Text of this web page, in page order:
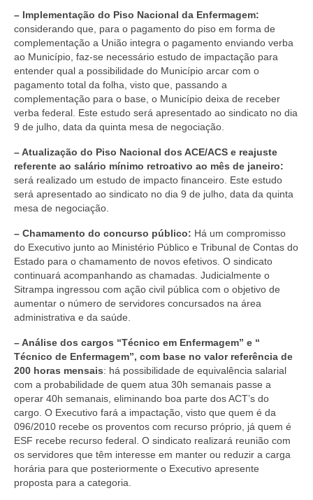
– Implementação do Piso Nacional da Enfermagem:
considerando que, para o pagamento do piso em forma de
complementação a União integra o pagamento enviando verba
ao Município, faz-se necessário estudo de impactação para
entender qual a possibilidade do Município arcar com o
pagamento total da folha, visto que, passando a
complementação para o base, o Município deixa de receber
verba federal. Este estudo será apresentado ao sindicato no dia
9 de julho, data da quinta mesa de negociação.
– Atualização do Piso Nacional dos ACE/ACS e reajuste
referente ao salário mínimo retroativo ao mês de janeiro:
será realizado um estudo de impacto financeiro. Este estudo
será apresentado ao sindicato no dia 9 de julho, data da quinta
mesa de negociação.
– Chamamento do concurso público: Há um compromisso
do Executivo junto ao Ministério Público e Tribunal de Contas do
Estado para o chamamento de novos efetivos. O sindicato
continuará acompanhando as chamadas. Judicialmente o
Sitrampa ingressou com ação civil pública com o objetivo de
aumentar o número de servidores concursados na área
administrativa e da saúde.
– Análise dos cargos “Técnico em Enfermagem” e “
Técnico de Enfermagem”, com base no valor referência de
200 horas mensais: há possibilidade de equivalência salarial
com a probabilidade de quem atua 30h semanais passe a
operar 40h semanais, eliminando boa parte dos ACT’s do
cargo. O Executivo fará a impactação, visto que quem é da
096/2010 recebe os proventos com recurso próprio, já quem é
ESF recebe recurso federal. O sindicato realizará reunião com
os servidores que têm interesse em manter ou reduzir a carga
horária para que posteriormente o Executivo apresente
proposta para a categoria.